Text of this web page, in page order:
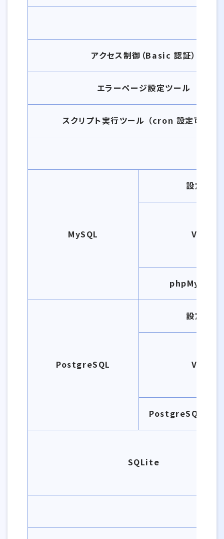
アクセス制御（Basic 認証）
エラーページ設定ツール
スクリプト実行ツール （cron 設定可能数
MySQL
設定数
Ver
PostgreSQL
設定数
Ver
PostgreSQL 管
SQLite